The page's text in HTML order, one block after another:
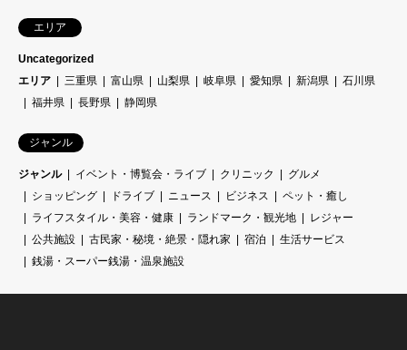
エリア
Uncategorized
エリア
三重県 富山県 山梨県 岐阜県 愛知県 新潟県
石川県
福井県
長野県 静岡県
ジャンル
ジャンル イベント・博覧会・ライブ クリニック
グルメ
ショッピング
ドライブ ニュース ビジネス
ペット・癒し
ライフスタイル・美容・健康
ランドマーク・観光地
レジャー
公共施設
古民家・秘境・絶景・隠れ家 宿泊
生活サービス
銭湯・スーパー銭湯・温泉施設